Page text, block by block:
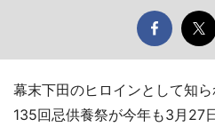
幕末下田のヒロインとして知
135回忌供養祭が今年も3月27